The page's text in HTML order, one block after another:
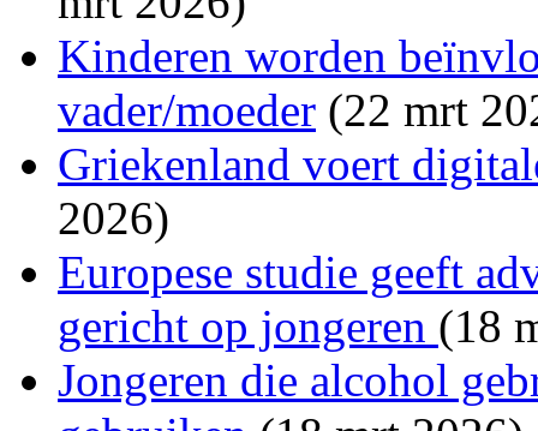
Kinderen worden
vader/moeder (22 mrt
Griekenland voert
2026)
Europese studie geeft
gericht op jongeren (18
Jongeren die alcohol